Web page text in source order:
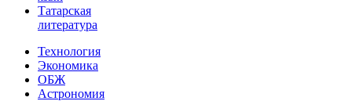
Татарская
литература
Технология
Экономика
ОБЖ
Астрономия